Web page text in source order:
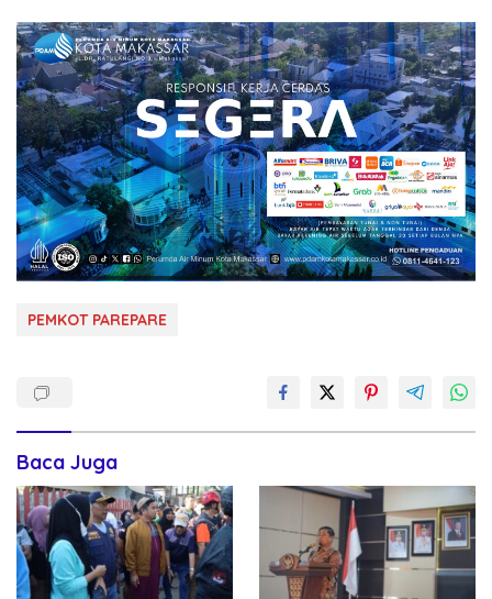
PEMKOT PAREPARE
Baca Juga